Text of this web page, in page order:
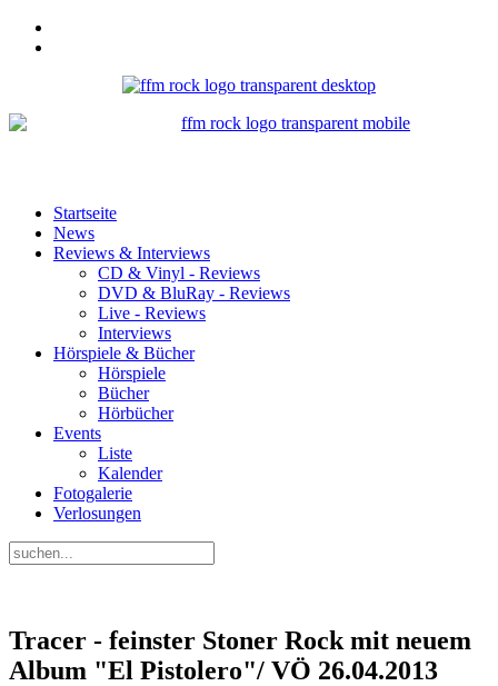
Startseite
News
Reviews & Interviews
CD & Vinyl - Reviews
DVD & BluRay - Reviews
Live - Reviews
Interviews
Hörspiele & Bücher
Hörspiele
Bücher
Hörbücher
Events
Liste
Kalender
Fotogalerie
Verlosungen
Tracer - feinster Stoner Rock mit neuem
Album "El Pistolero"/ VÖ 26.04.2013